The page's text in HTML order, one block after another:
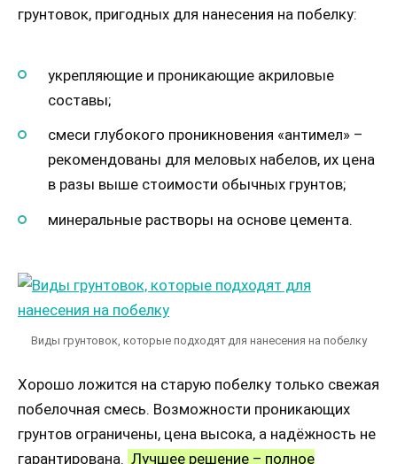
грунтовок, пригодных для нанесения на побелку:
укрепляющие и проникающие акриловые
составы;
смеси глубокого проникновения «антимел» –
рекомендованы для меловых набелов, их цена
в разы выше стоимости обычных грунтов;
минеральные растворы на основе цемента.
Виды грунтовок, которые подходят для нанесения на побелку
Хорошо ложится на старую побелку только свежая
побелочная смесь. Возможности проникающих
грунтов ограничены, цена высока, а надёжность не
гарантирована. Лучшее решение – полное